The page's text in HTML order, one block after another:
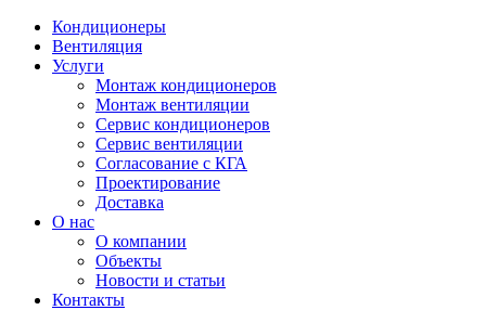
Кондиционеры
Вентиляция
Услуги
Монтаж кондиционеров
Монтаж вентиляции
Сервис кондиционеров
Сервис вентиляции
Согласование с КГА
Проектирование
Доставка
О нас
О компании
Объекты
Новости и статьи
Контакты